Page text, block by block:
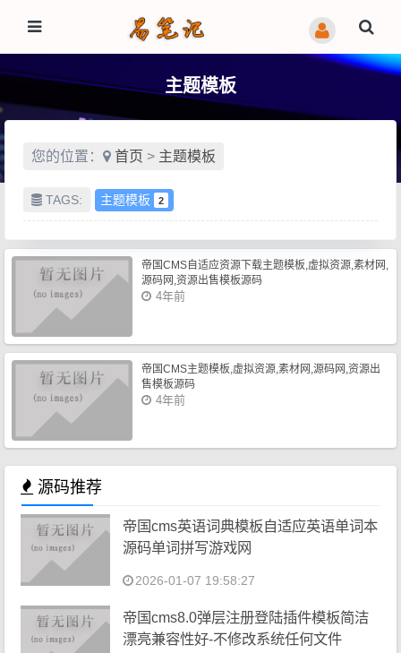
主题模板
您的位置： 首页 > 主题模板
TAGS: 主题模板 2
帝国CMS自适应资源下载主题模板,虚拟资源,素材网,
源码网,资源出售模板源码
4年前
帝国CMS主题模板,虚拟资源,素材网,源码网,资源出
售模板源码
4年前
源码推荐
帝国cms英语词典模板自适应英语单词本
源码单词拼写游戏网
2026-01-07 19:58:27
帝国cms8.0弹层注册登陆插件模板简洁
漂亮兼容性好-不修改系统任何文件